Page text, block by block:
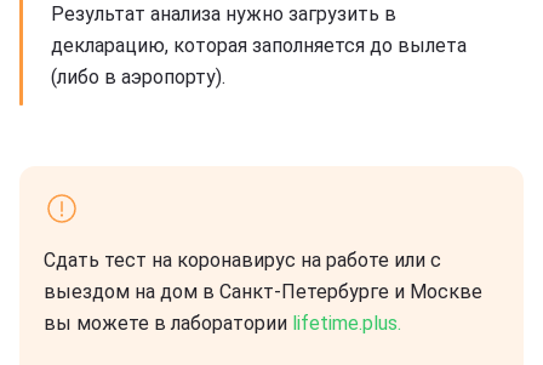
Результат анализа нужно загрузить в
декларацию, которая заполняется до вылета
(либо в аэропорту).
Сдать тест на коронавирус на работе или с
выездом на дом в Санкт-Петербурге и Москве
вы можете в лаборатории lifetime.plus.